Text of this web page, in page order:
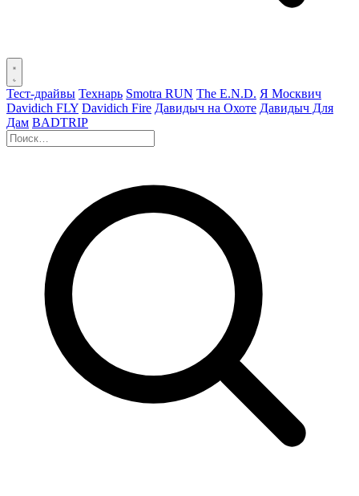
Тест-драйвы Технарь Smotra RUN The E.N.D. Я Москвич
Davidich FLY Davidich Fire Давидыч на Охоте Давидыч Для
Дам BADTRIP